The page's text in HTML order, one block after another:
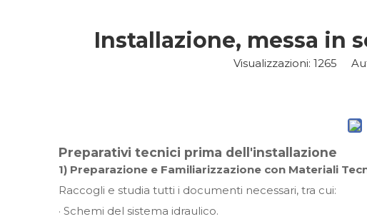
Installazione, messa in
Visualizzazioni: 1265
Preparativi tecnici prima dell'installazione
1) Preparazione e Familiarizzazione con Materiali
Raccogli e studia tutti i documenti necessari, tra cui:
· Schemi del sistema idraulico.